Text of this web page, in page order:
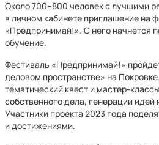
Около 700–800 человек с лучшими
в личном кабинете приглашение на
«Предпринимай!». С него начнется
обучение.
Фестиваль «Предпринимай!»
деловом пространстве» на
тематический квест и мастер-
собственного дела, генерации
Участники проекта 2023 года
и достижениями.